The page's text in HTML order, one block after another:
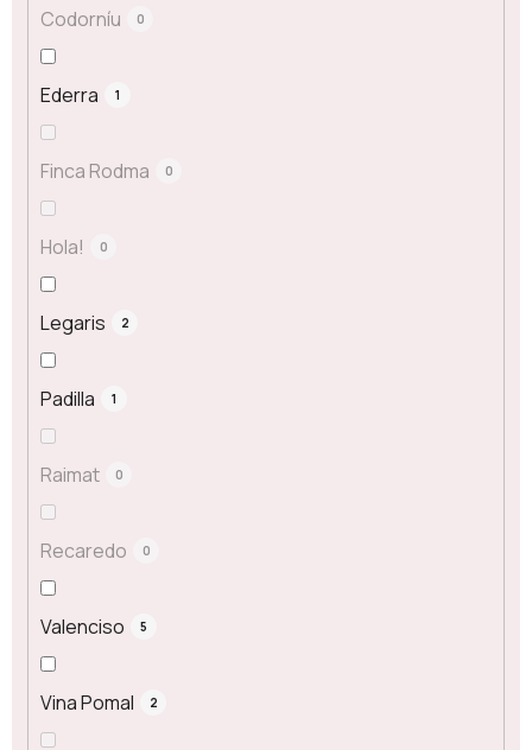
Codorníu 0
Ederra 1
Finca Rodma 0
Hola! 0
Legaris 2
Padilla 1
Raimat 0
Recaredo 0
Valenciso 5
Vina Pomal 2